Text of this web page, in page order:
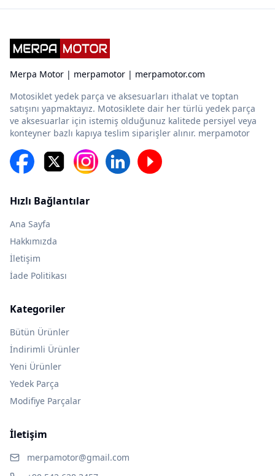
Merpa Motor | merpamotor | merpamotor.com
Motosiklet yedek parça ve aksesuarları ithalat ve toptan
satışını yapmaktayız. Motosiklete dair her türlü yedek parça
ve aksesuarlar için istemiş olduğunuz kalitede persiyel veya
konteyner bazlı kapıya teslim siparişler alınır. merpamotor
Hızlı Bağlantılar
Ana Sayfa
Hakkımızda
İletişim
İade Politikası
Kategoriler
Bütün Ürünler
İndirimli Ürünler
Yeni Ürünler
Yedek Parça
Modifiye Parçalar
İletişim
merpamotor@gmail.com